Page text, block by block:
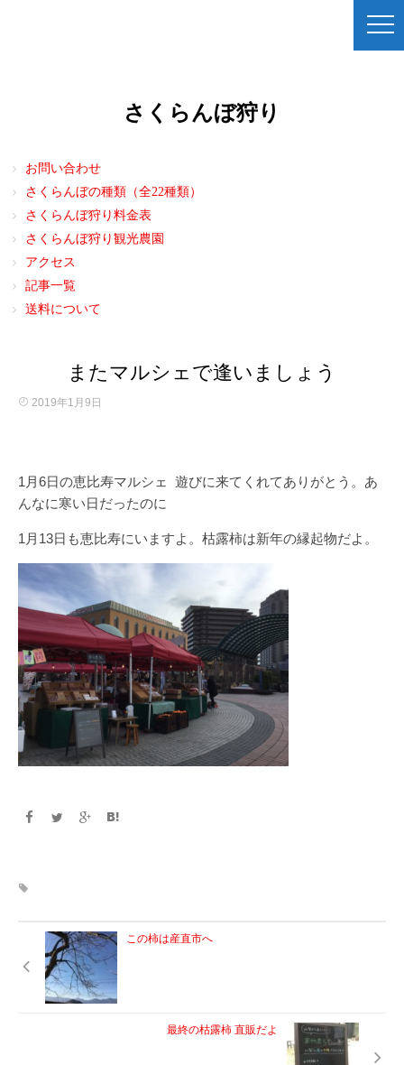
さくらんぼ狩り
お問い合わせ
さくらんぼの種類（全22種類）
さくらんぼ狩り料金表
さくらんぼ狩り観光農園
アクセス
記事一覧
送料について
またマルシェで逢いましょう
2019年1月9日
1月6日の恵比寿マルシェ 遊びに来てくれてありがとう。あ
んなに寒い日だったのに
1月13日も恵比寿にいますよ。枯露柿は新年の縁起物だよ。
この柿は産直市へ
最終の枯露柿 直販だよ